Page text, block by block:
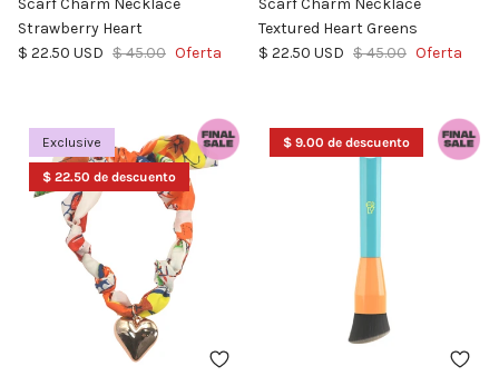
Strawberry Heart
Precio de venta
$ 22.50 USD Precio normal
$ 45.00 Oferta
Textured Heart Greens
Precio de venta
$ 22.50 USD Precio normal
$ 45.00 Oferta
Exclusive
$ 22.50 de descuento
$ 9.00 de descuento